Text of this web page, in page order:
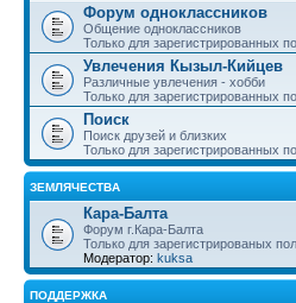
Форум одноклассников
Общение одноклассников
Только для зарегистрированных
Увлечения Кызыл-Кийцев
Различные увлечения - хобби
Только для зарегистрированных
Поиск
Поиск друзей и близких
Только для зарегистрированных
ЗЕМЛЯЧЕСТВА
Кара-Балта
Форум г.Кара-Балта
Только для зарегистрированых
Модератор: kuksa
ПОДДЕРЖКА